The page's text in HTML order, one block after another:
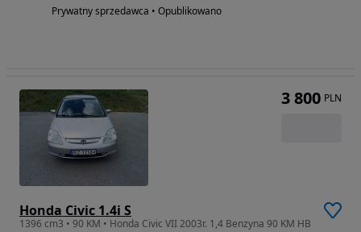
Prywatny sprzedawca • Opublikowano
Honda Civic 1.4i S
1396 cm3 • 90 KM • Honda Civic VII 2003r. 1,4 Benzyna 90 KM HB
3 800 PLN